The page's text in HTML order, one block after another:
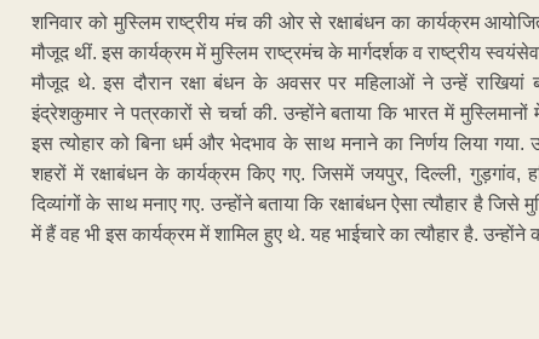
शनिवार को मुस्लिम राष्ट्रीय मंच की ओर से रक्षाबंधन का कार्यक्रम
मौजूद थीं. इस कार्यक्रम में मुस्लिम राष्ट्रमंच के मार्गदर्शक व राष्ट्रीय
मौजूद थे. इस दौरान रक्षा बंधन के अवसर पर महिलाओं ने उन्हें राखियां
इंद्रेशकुमार ने पत्रकारों से चर्चा की. उन्होंने बताया कि भारत में
इस त्योहार को बिना धर्म और भेदभाव के साथ मनाने का निर्णय लिया
शहरों में रक्षाबंधन के कार्यक्रम किए गए. जिसमें जयपुर, दिल्ली, गुड़गांव,
दिव्यांगों के साथ मनाए गए. उन्होंने बताया कि रक्षाबंधन ऐसा त्यौहार है
में हैं वह भी इस कार्यक्रम में शामिल हुए थे. यह भाईचारे का त्यौहार है. उन्होंने